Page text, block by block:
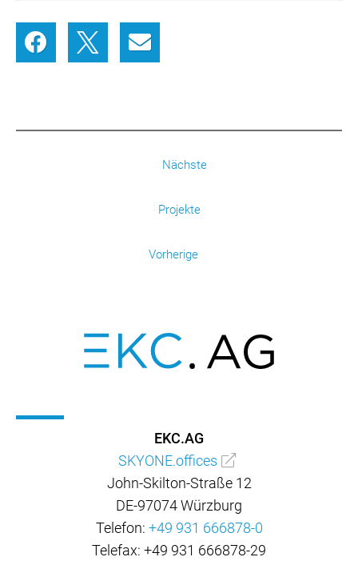
Nächste
Projekte
Vorherige
EKC.AG
SKYONE.offices
John-Skilton-Straße 12
DE-97074 Würzburg
Telefon: +49 931 666878-0
Telefax: +49 931 666878-29